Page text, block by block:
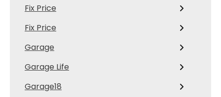
Fix Price
Fix Price
Garage
Garage Life
Garage18